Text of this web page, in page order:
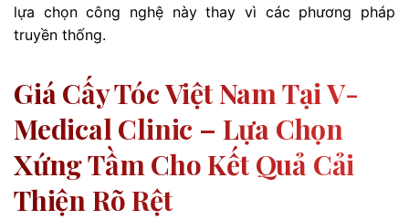
lựa chọn công nghệ này thay vì các phương pháp
truyền thống.
Giá Cấy Tóc Việt Nam Tại V-
Medical Clinic – Lựa Chọn
Xứng Tầm Cho Kết Quả Cải
Thiện Rõ Rệt